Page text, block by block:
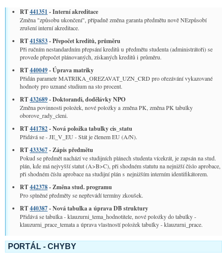
RT441351 - Interní akreditace
Změna "způsobu ukončení", případně změna garanta předmětu nově NEzpůsobí
zrušení interní akreditace.
RT415853- Přepočet kreditů, průměru
Při ručním nestandardním přepsání kreditů u předmětu studenta (administrátoři) se
provede přepočet plánovaných, získaných kreditů i průměru.
RT440049- Úprava matriky
Přidán parametr MATRIKA_OREZAVAT_UZN_CRD pro ořezávání vykazované
hodnoty pro uznané studium na sto procent.
RT432689- Doktorandi, dodělávky NPO
Změna povinnosti položek, nové položky a změna PK, změna PK tabulky
oborove_rady_cleni.
RT441782- Nová položka tabulky cis_statu
Přidává se - JE_V_EU - Stát je členem EU (A/N).
RT433367- Zápis předmětu
Pokud se předmět nachází ve studijních plánech studenta vícekrát, je zapsán na stud.
plán, kde má nejvyšší statut (A>B>C), při shodném statutu na nejnižší číslo aprobace,
při shodném číslu aprobace na studijní plán s nejnižším interním identifikátorem.
RT442378- Změna stud. programu
Pro splněné předměty se nepřevádí termíny zkoušek.
RT440387- Nová tabulka a úprava DB struktury
Přidává se tabulka - klauzurni_tema_hodnotitele, nové položky do tabulky -
klauzurni_prace_temata a úprava vlastností položek tabulky - klauzurni_prace.
PORTÁL - CHYBY